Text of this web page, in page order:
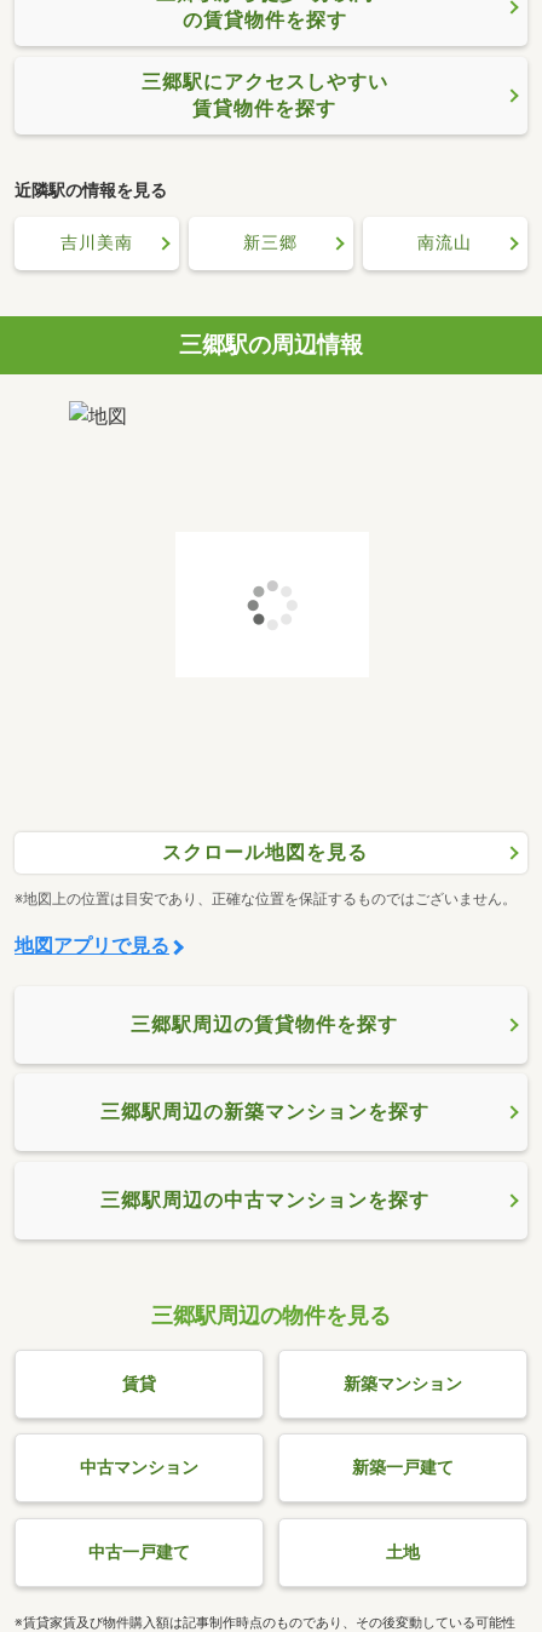
の賃貸物件を探す
三郷駅にアクセスしやすい
賃貸物件を探す
近隣駅の情報を見る
吉川美南 新三郷 南流山
三郷駅の周辺情報
スクロール地図を見る
※地図上の位置は目安であり、正確な位置を保証するものではございません。
地図アプリで見る
三郷駅周辺の賃貸物件を探す
三郷駅周辺の新築マンションを探す
三郷駅周辺の中古マンションを探す
三郷駅周辺の物件を見る
賃貸 新築マンション
中古マンション 新築一戸建て
中古一戸建て 土地
※賃貸家賃及び物件購入額は記事制作時点のものであり、その後変動している可能性